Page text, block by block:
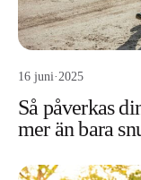
16 juni· 2025
Så påverkas
mer än bara